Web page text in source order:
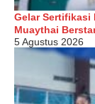
Gelar Sertifikasi
Muaythai
5 Agustus 2026